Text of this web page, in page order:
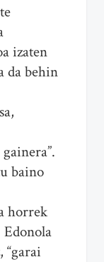
izaten
da behin
baino
horrek
“garai